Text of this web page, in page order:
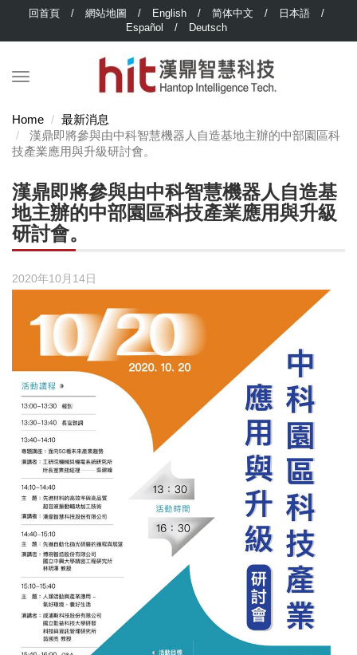
回首頁 / 網站地圖 / English / 简体中文 / 日本語
/
Español
/ Deutsch
Home
最新消息
漢鼎即將參與由中科智慧機器人自造基地主辦的中部園區科
技產業應用與升級研討會。
漢鼎即將參與由中科智慧機器人自造基
地主辦的中部園區科技產業應用與升級
研討會。
2020年10月14日